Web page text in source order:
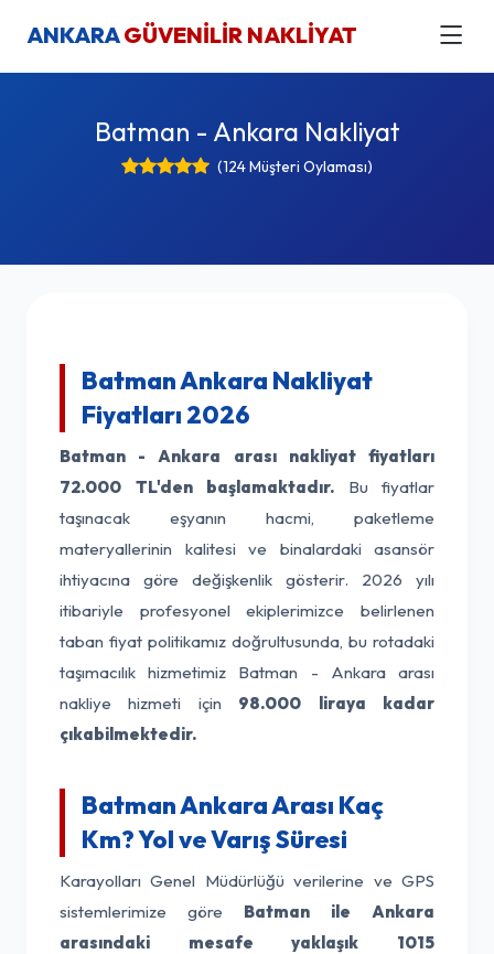
ANKARAGÜVENİLİR NAKLİYAT
Batman - Ankara Nakliyat
(124 Müşteri Oylaması)
Batman Ankara Nakliyat
Fiyatları 2026
Batman - Ankara arası nakliyat fiyatları
72.000 TL'den başlamaktadır. Bu fiyatlar
taşınacak eşyanın hacmi, paketleme
materyallerinin kalitesi ve binalardaki asansör
ihtiyacına göre değişkenlik gösterir. 2026 yılı
itibariyle profesyonel ekiplerimizce belirlenen
taban fiyat politikamız doğrultusunda, bu rotadaki
taşımacılık hizmetimiz Batman - Ankara arası
nakliye hizmeti için 98.000 liraya kadar
çıkabilmektedir.
Batman Ankara Arası Kaç
Km? Yol ve Varış Süresi
Karayolları Genel Müdürlüğü verilerine ve GPS
sistemlerimize göre Batman ile Ankara
arasındaki mesafe yaklaşık 1015